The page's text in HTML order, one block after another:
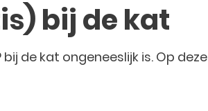
bij de kat
de kat ongeneeslijk is. Op deze